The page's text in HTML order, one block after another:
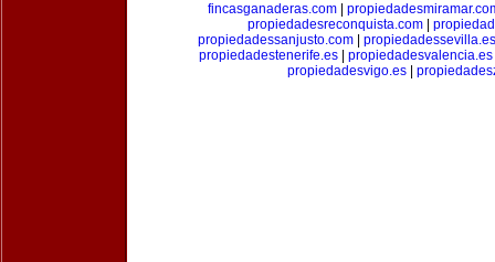
fincasganaderas.com
propiedadesreconquista.com
propiedadessanjusto.com| propiedadessevilla.es
propiedadestenerife.es| propiedadesvalencia.es
propiedadesvigo.es|